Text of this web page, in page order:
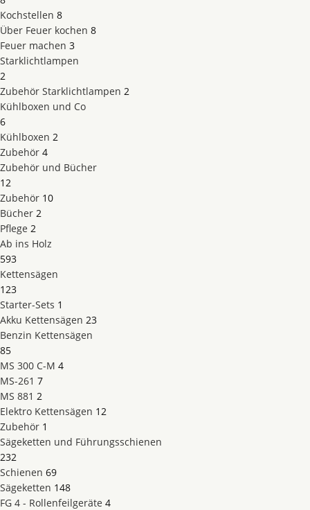
Kochstellen 8
Über Feuer kochen 8
Feuer machen 3
Starklichtlampen
2
Zubehör Starklichtlampen 2
Kühlboxen und Co
6
Kühlboxen 2
Zubehör 4
Zubehör und Bücher
12
Zubehör 10
Bücher 2
Pflege 2
Ab ins Holz
593
Kettensägen
123
Starter-Sets 1
Akku Kettensägen 23
Benzin Kettensägen
85
MS 300 C-M 4
MS-261 7
MS 881 2
Elektro Kettensägen 12
Zubehör 1
Sägeketten und Führungsschienen
232
Schienen 69
Sägeketten 148
FG 4 - Rollenfeilgeräte 4